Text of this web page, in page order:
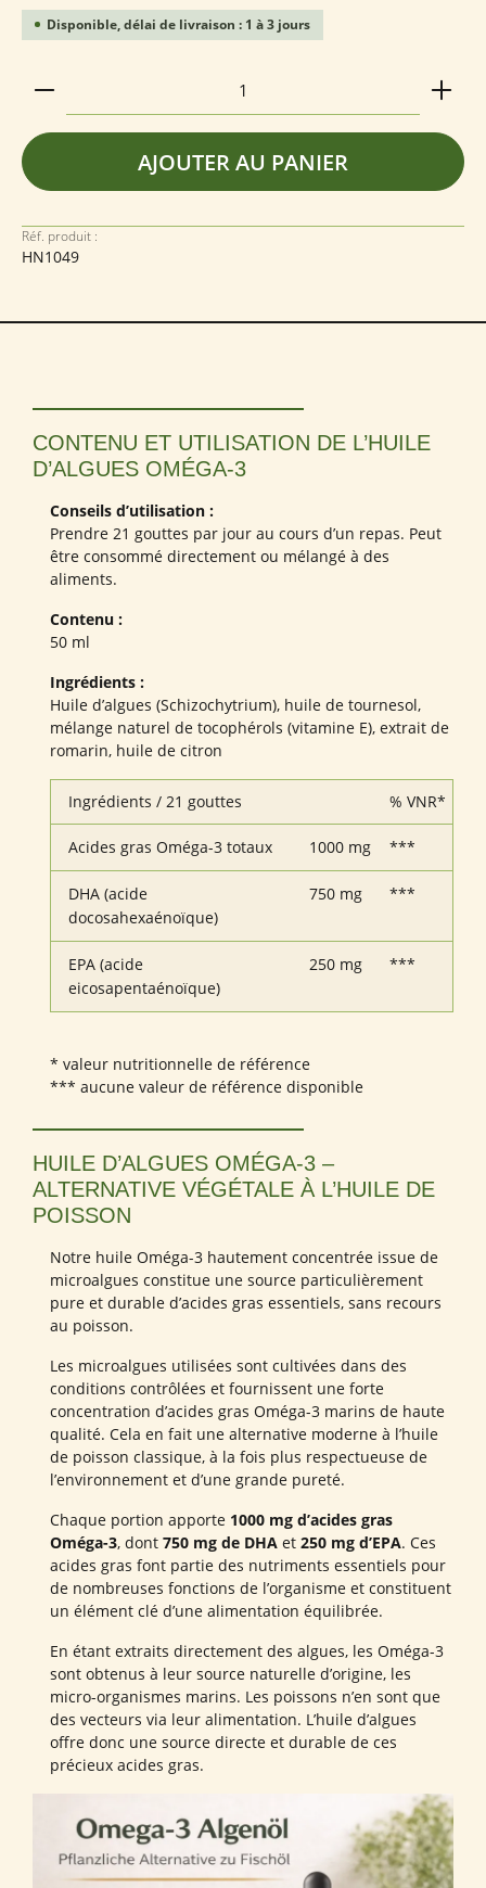
Disponible, délai de livraison : 1 à 3 jours
Quantité de produit : Entrez la quantité
AJOUTER AU PANIER
Réf. produit :
HN1049
CONTENU ET UTILISATION DE L’HUILE
D’ALGUES OMÉGA-3
Conseils d’utilisation :
Prendre 21 gouttes par jour au cours d’un repas. Peut
être consommé directement ou mélangé à des
aliments.
Contenu :
50 ml
Ingrédients :
Huile d’algues (Schizochytrium), huile de tournesol,
mélange naturel de tocophérols (vitamine E), extrait de
romarin, huile de citron
Ingrédients / 21 gouttes % VNR*
Acides gras Oméga-3 totaux 1000 mg ***
DHA (acide
docosahexaénoïque)
750 mg ***
EPA (acide
eicosapentaénoïque)
250 mg ***
* valeur nutritionnelle de référence
*** aucune valeur de référence disponible
HUILE D’ALGUES OMÉGA-3 –
ALTERNATIVE VÉGÉTALE À L’HUILE DE
POISSON
Notre huile Oméga-3 hautement concentrée issue de
microalgues constitue une source particulièrement
pure et durable d’acides gras essentiels, sans recours
au poisson.
Les microalgues utilisées sont cultivées dans des
conditions contrôlées et fournissent une forte
concentration d’acides gras Oméga-3 marins de haute
qualité. Cela en fait une alternative moderne à l’huile
de poisson classique, à la fois plus respectueuse de
l’environnement et d’une grande pureté.
Chaque portion apporte 1000 mg d’acides gras
Oméga-3, dont 750 mg de DHA et 250 mg d’EPA. Ces
acides gras font partie des nutriments essentiels pour
de nombreuses fonctions de l’organisme et constituent
un élément clé d’une alimentation équilibrée.
En étant extraits directement des algues, les Oméga-3
sont obtenus à leur source naturelle d’origine, les
micro-organismes marins. Les poissons n’en sont que
des vecteurs via leur alimentation. L’huile d’algues
offre donc une source directe et durable de ces
précieux acides gras.